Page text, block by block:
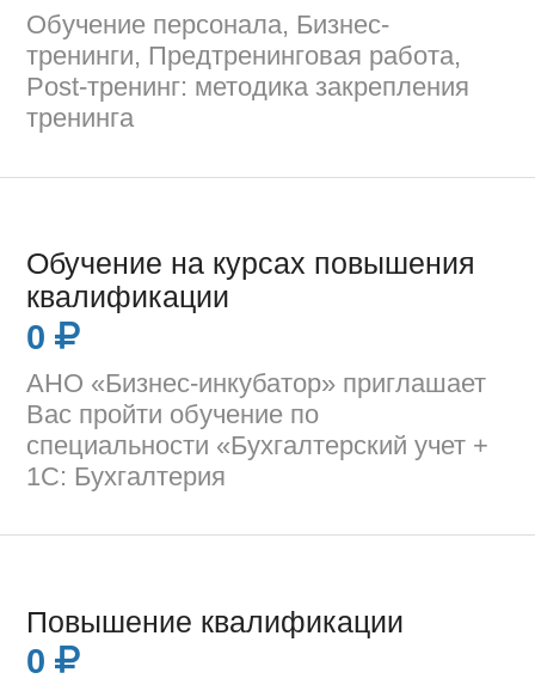
Обучение персонала, Бизнес-
тренинги, Предтренинговая работа,
Post-тренинг: методика закрепления
тренинга
Обучение на курсах повышения
квалификации
0
АНО «Бизнес-инкубатор» приглашает
Вас пройти обучение по
специальности «Бухгалтерский учет +
1С: Бухгалтерия
Повышение квалификации
0